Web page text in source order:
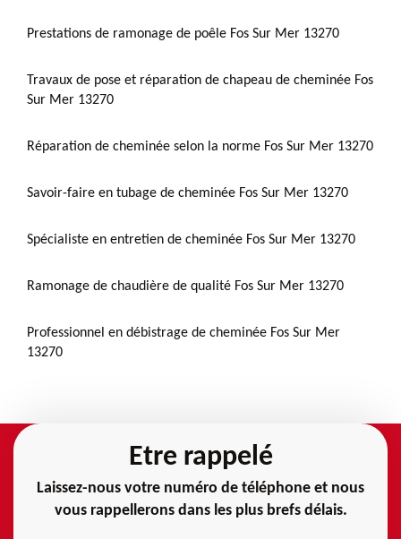
Prestations de ramonage de poêle Fos Sur Mer 13270
Travaux de pose et réparation de chapeau de cheminée Fos
Sur Mer 13270
Réparation de cheminée selon la norme Fos Sur Mer 13270
Savoir-faire en tubage de cheminée Fos Sur Mer 13270
Spécialiste en entretien de cheminée Fos Sur Mer 13270
Ramonage de chaudière de qualité Fos Sur Mer 13270
Professionnel en débistrage de cheminée Fos Sur Mer
13270
Etre rappelé
Laissez-nous votre numéro de téléphone et nous
vous rappellerons dans les plus brefs délais.